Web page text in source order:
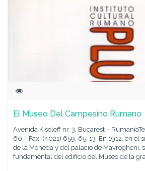
El Museo Del Campesino Rumano
Avenida Kiseleff nr. 3, Bucarest –
60 – Fax: (4021) 659. 65. 13 En 1912, en el
de la Moneda y del palacio de Mavrogheni,
fundamental del edificio del Museo de la